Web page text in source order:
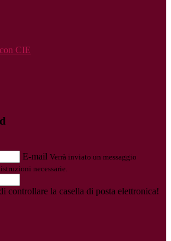
CIE
E-mail Verrà inviato un messaggio
necessarie.
controllare la casella di posta elettronica!